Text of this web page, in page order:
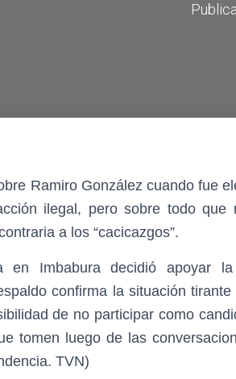
Ramiro González cuando fue
ilegal, pero sobre todo
a los “cacicazgos”.
en Imbabura decidió apoyar
confirma la situación
de no participar como
tomen luego de las
TVN)